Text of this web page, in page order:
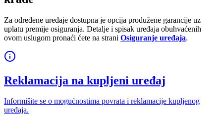
Za određene uređaje dostupna je opcija produžene garancije uz
uplatu premije osiguranja. Detalje i spisak uređaja obuhvaćenih
ovom uslugom pronaći ćete na strani Osiguranje uređaja.
Reklamacija na kupljeni uređaj
Informišite se o mogućnostima povrata i reklamacije kupljenog
uređaja.